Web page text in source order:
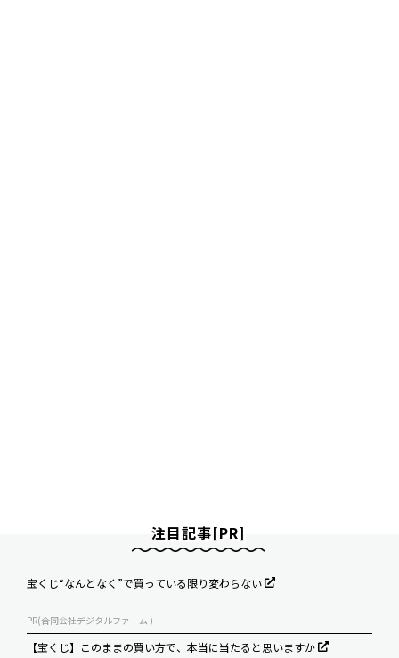
注目記事[PR]
宝くじ“なんとなく”で買っている限り変わらない
PR(合同会社デジタルファーム )
【宝くじ】このままの買い方で、本当に当たると思いますか